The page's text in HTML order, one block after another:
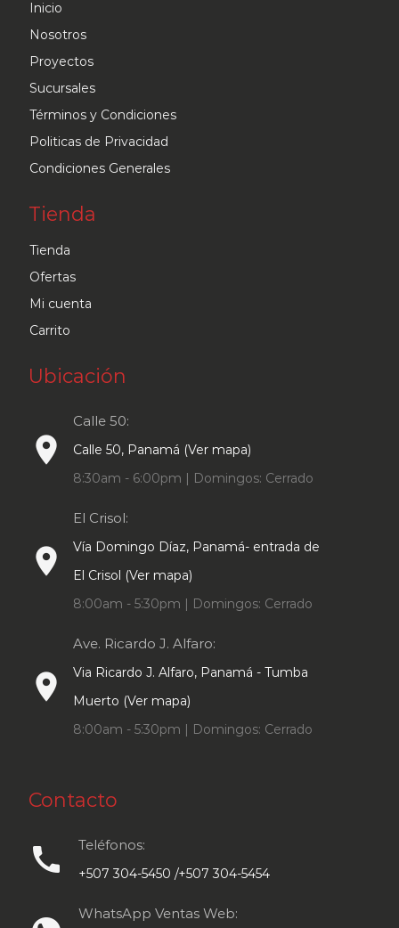
Inicio
Nosotros
Proyectos
Sucursales
Términos y Condiciones
Politicas de Privacidad
Condiciones Generales
Tienda
Tienda
Ofertas
Mi cuenta
Carrito
Ubicación
place
Calle 50:
Calle 50, Panamá (Ver mapa)
8:30am - 6:00pm | Domingos: Cerrado
place
El Crisol:
Vía Domingo Díaz, Panamá- entrada de
El Crisol (Ver mapa)
8:00am - 5:30pm | Domingos: Cerrado
place
Ave. Ricardo J. Alfaro:
Via Ricardo J. Alfaro, Panamá - Tumba
Muerto (Ver mapa)
8:00am - 5:30pm | Domingos: Cerrado
Contacto
call Teléfonos:
+507 304-5450 /+507 304-5454
WhatsApp Ventas Web: